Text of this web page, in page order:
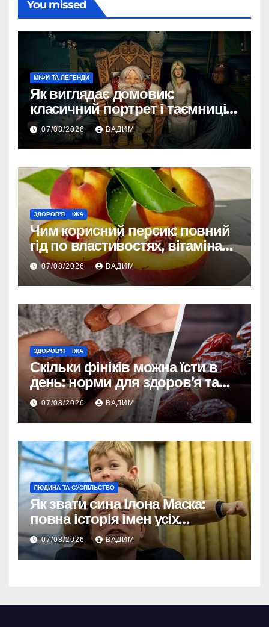
You missed
МІФИ ТА ЛЕГЕНДИ
Як виглядає домовик:
класичний портрет і таємниці
зовнішності
07/08/2026 ВАДИМ
ЗДОРОВ'Я ЇЖА
Чим корисний персик: повний
гід по властивостях, вітамінах і
впливі на організм
07/08/2026 ВАДИМ
ЗДОРОВ'Я ЇЖА
Скільки фініків можна їсти в
день: норми для здоров’я та
енергії
07/08/2026 ВАДИМ
ЛЮДИНА ТА СУСПІЛЬСТВО
Як звати сина Ілона Маска:
повна історія імен усіх
хлопчиків мільярдера
07/08/2026 ВАДИМ